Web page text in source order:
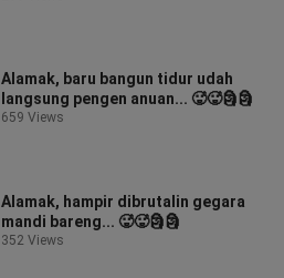
Alamak, baru bangun tidur udah
langsung pengen anuan... 🥵🥵🗿🗿
659 Views
Alamak, hampir dibrutalin gegara
mandi bareng... 🥵🥵🗿🗿
352 Views